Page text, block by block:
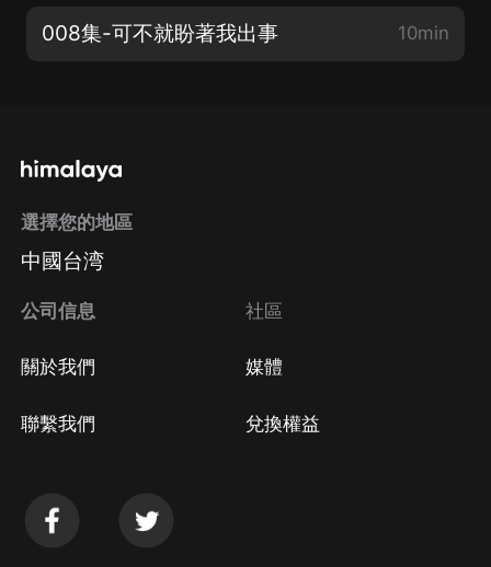
008集-可不就盼著我出事 10min
選擇您的地區
中國台湾
公司信息
關於我們
聯繫我們
社區
媒體
兌換權益